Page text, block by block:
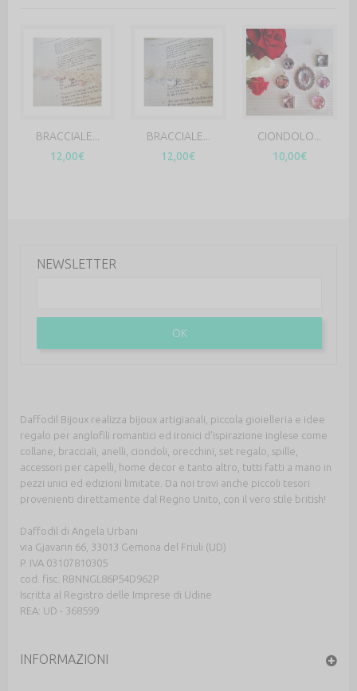
BRACCIALE...
12,00€
BRACCIALE...
12,00€
CIONDOLO...
10,00€
NEWSLETTER
OK
Daffodil Bijoux realizza bijoux artigianali, piccola gioielleria e idee
regalo per anglofili romantici ed ironici d'ispirazione inglese come
collane, bracciali, anelli, ciondoli, orecchini, set regalo, spille,
accessori per capelli, home decor e tanto altro, tutti fatti a mano in
pezzi unici ed edizioni limitate. Da noi trovi anche piccoli tesori
provenienti direttamente dal Regno Unito, con il vero stile british!
Daffodil di Angela Urbani
via Gjavarin 66, 33013 Gemona del Friuli (UD)
P. IVA 03107810305
cod. fisc. RBNNGL86P54D962P
Iscritta al Registro delle Imprese di Udine
REA: UD - 368599
INFORMAZIONI